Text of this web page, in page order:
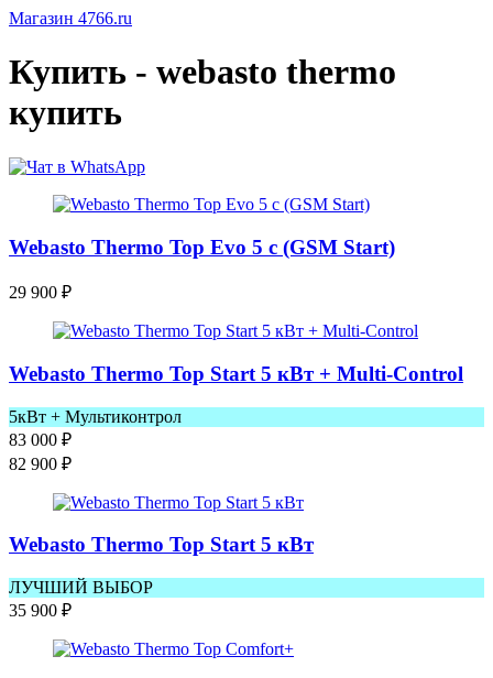
Магазин 4766.ru
Купить - webasto thermo
купить
Webasto Thermo Top Evo 5 с (GSM Start)
29 900 ₽
Webasto Thermo Top Start 5 кВт + Multi-Control
5кВт + Мультиконтрол
83 000 ₽
82 900 ₽
Webasto Thermo Top Start 5 кВт
ЛУЧШИЙ ВЫБОР
35 900 ₽